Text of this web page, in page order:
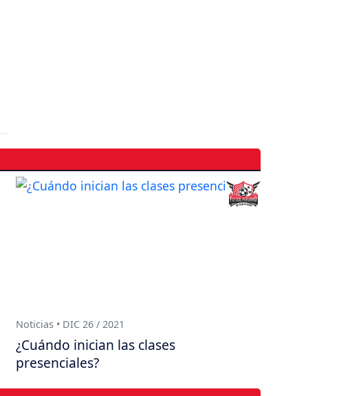
Noticias • DIC 26 / 2021
¿Cuándo inician las clases
presenciales?